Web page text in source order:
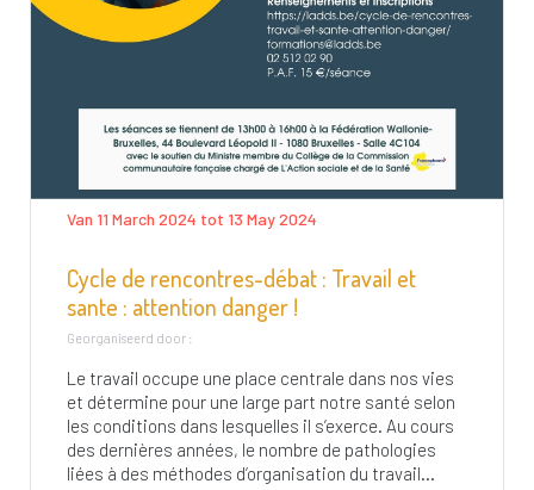
Van 11 March 2024 tot 13 May 2024
Cycle de rencontres-débat : Travail et
sante : attention danger !
Georganiseerd door :
Le travail occupe une place centrale dans nos vies
et détermine pour une large part notre santé selon
les conditions dans lesquelles il s’exerce. Au cours
des dernières années, le nombre de pathologies
liées à des méthodes d’organisation du travail...